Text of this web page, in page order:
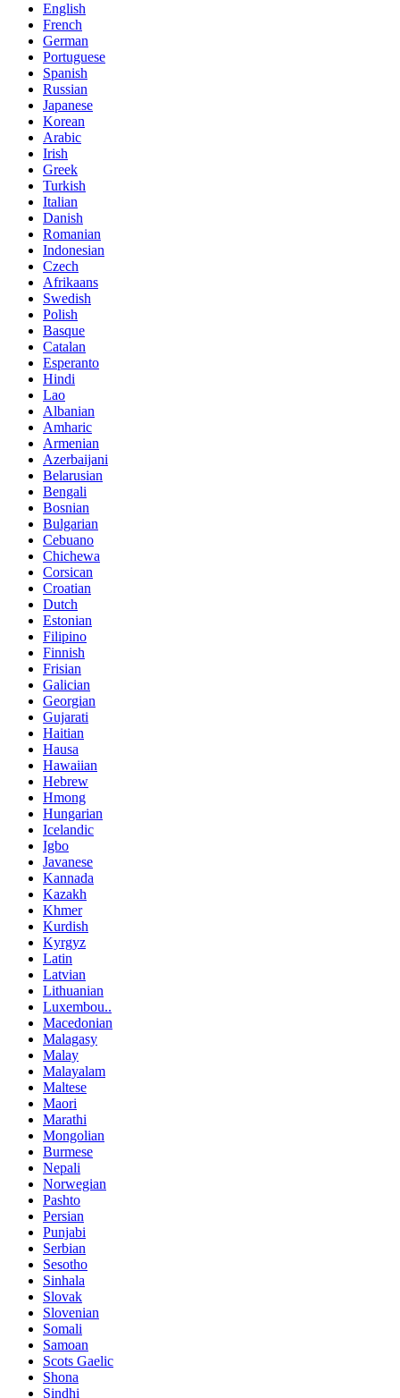
English
French
German
Portuguese
Spanish
Russian
Japanese
Korean
Arabic
Irish
Greek
Turkish
Italian
Danish
Romanian
Indonesian
Czech
Afrikaans
Swedish
Polish
Basque
Catalan
Esperanto
Hindi
Lao
Albanian
Amharic
Armenian
Azerbaijani
Belarusian
Bengali
Bosnian
Bulgarian
Cebuano
Chichewa
Corsican
Croatian
Dutch
Estonian
Filipino
Finnish
Frisian
Galician
Georgian
Gujarati
Haitian
Hausa
Hawaiian
Hebrew
Hmong
Hungarian
Icelandic
Igbo
Javanese
Kannada
Kazakh
Khmer
Kurdish
Kyrgyz
Latin
Latvian
Lithuanian
Luxembou..
Macedonian
Malagasy
Malay
Malayalam
Maltese
Maori
Marathi
Mongolian
Burmese
Nepali
Norwegian
Pashto
Persian
Punjabi
Serbian
Sesotho
Sinhala
Slovak
Slovenian
Somali
Samoan
Scots Gaelic
Shona
Sindhi